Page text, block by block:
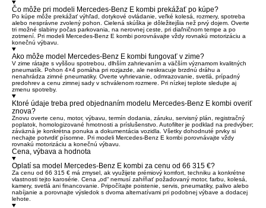
Čo môže pri modeli Mercedes-Benz E kombi prekážať po kúpe?
Po kúpe môže prekážať výhľad, dotykové ovládanie, veľké kolesá, rozmery, spotreba
alebo nesprávne zvolený pohon. Cielená skúška je dôležitejšia než prvý dojem. Overte
tri možné slabiny počas parkovania, na nerovnej ceste, pri diaľničnom tempe a po
zotmení. Pri modeli Mercedes-Benz E kombi porovnávajte vždy rovnakú motorizáciu a
konečnú výbavu.
Ako môže model Mercedes-Benz E kombi fungovať v zime?
V zime rátajte s vyššou spotrebou, dlhším zahrievaním a väčším významom kvalitných
pneumatík. Pohon 4×4 pomáha pri rozjazde, ale neskracuje brzdnú dráhu a
nenahrádza zimné pneumatiky. Overte vyhrievanie, odmrazovanie, svetlá, prípadný
predohrev a cenu zimnej sady v schválenom rozmere. Pri nízkej teplote sledujte aj
zmenu spotreby.
Ktoré údaje treba pred objednaním modelu Mercedes-Benz E kombi overiť
znova?
Znovu overte cenu, motor, výbavu, termín dodania, záruku, servisný plán, registračný
poplatok, homologizované hmotnosti a príslušenstvo. Autofilter je podklad na predvýber;
záväzná je konkrétna ponuka a dokumentácia vozidla. Všetky dohodnuté prvky si
nechajte potvrdiť písomne. Pri modeli Mercedes-Benz E kombi porovnávajte vždy
rovnakú motorizáciu a konečnú výbavu.
Cena, výbava a hodnota
Oplatí sa model Mercedes-Benz E kombi za cenu od 66 315 €?
Za cenu od 66 315 € má zmysel, ak využijete prémiový komfort, techniku a konkrétne
vlastnosti tejto karosérie. Cena „od“ nemusí zahŕňať požadovaný motor, farbu, kolesá,
kamery, svetlá ani financovanie. Pripočítajte poistenie, servis, pneumatiky, palivo alebo
nabíjanie a porovnajte výsledok s dvoma alternatívami pri podobnej výbave a dodacej
lehote.